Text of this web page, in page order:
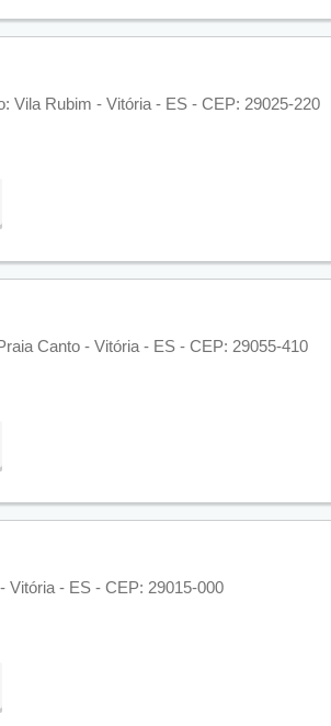
Vila Rubim - Vitória - ES - CEP: 29025-220
Canto - Vitória - ES - CEP: 29055-410
Vitória - ES - CEP: 29015-000